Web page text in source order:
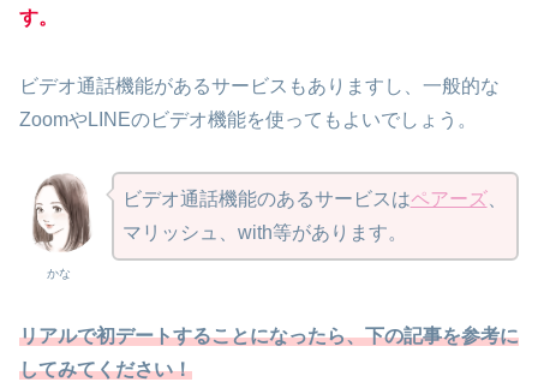
す。
ビデオ通話機能があるサービスもありますし、一般的な
ZoomやLINEのビデオ機能を使ってもよいでしょう。
かな
ビデオ通話機能のあるサービスはペアーズ、
マリッシュ、with等があります。
リアルで初デートすることになったら、下の記事を参考に
してみてください！